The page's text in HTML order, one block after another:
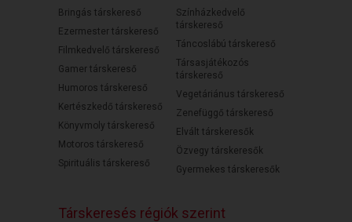
Bringás társkereső
Ezermester társkereső
Filmkedvelő társkereső
Gamer társkereső
Humoros társkereső
Kertészkedő társkereső
Könyvmoly társkereső
Motoros társkereső
Spirituális társkereső
Színházkedvelő
társkereső
Táncoslábú társkereső
Társasjátékozós
társkereső
Vegetáriánus társkereső
Zenefüggő társkereső
Elvált társkeresők
Özvegy társkeresők
Gyermekes társkeresők
Társkeresés régiók szerint